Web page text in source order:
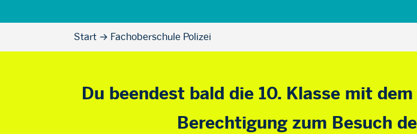
Start → Fachoberschule Polizei
Du beendest bald die 10. Klasse mit
Berechtigung zum Besuch